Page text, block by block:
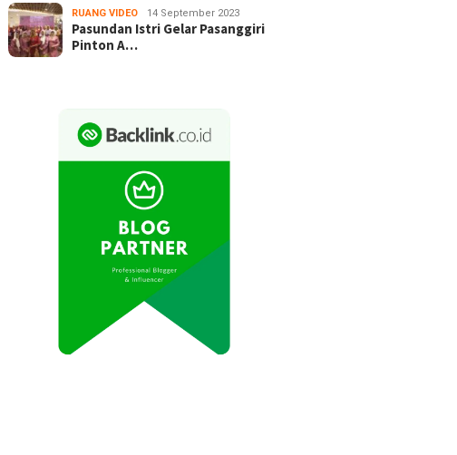
RUANG VIDEO 14 September 2023
Pasundan Istri Gelar Pasanggiri
Pinton A…